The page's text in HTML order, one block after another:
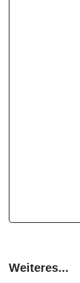
Weiteres...